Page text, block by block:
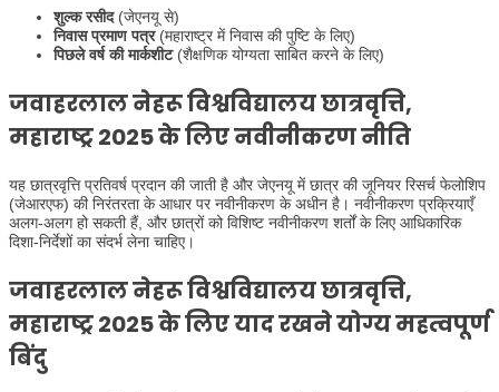
शुल्क रसीद (जेएनयू से)
निवास प्रमाण पत्र (महाराष्ट्र में निवास की पुष्टि के लिए)
पिछले वर्ष की मार्कशीट (शैक्षणिक योग्यता साबित करने के लिए)
जवाहरलाल नेहरू विश्वविद्यालय छात्रवृत्ति,
महाराष्ट्र 2025 के लिए नवीनीकरण नीति
यह छात्रवृत्ति प्रतिवर्ष प्रदान की जाती है और जेएनयू में छात्र की जूनियर रिसर्च फेलोशिप
(जेआरएफ) की निरंतरता के आधार पर नवीनीकरण के अधीन है। नवीनीकरण प्रक्रियाएँ
अलग-अलग हो सकती हैं, और छात्रों को विशिष्ट नवीनीकरण शर्तों के लिए आधिकारिक
दिशा-निर्देशों का संदर्भ लेना चाहिए।
जवाहरलाल नेहरू विश्वविद्यालय छात्रवृत्ति,
महाराष्ट्र 2025 के लिए याद रखने योग्य महत्वपूर्ण
बिंदु